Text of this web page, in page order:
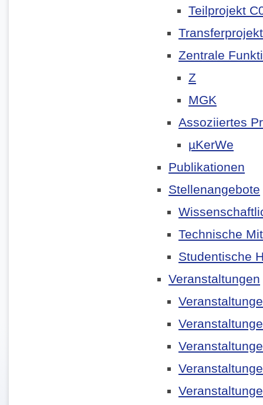
Teilprojekt
Zentrale
Z
MGK
Assoziiertes
µKerWe
Publikationen
Stellenangebote
Technische
Studentische
Veranstaltungen